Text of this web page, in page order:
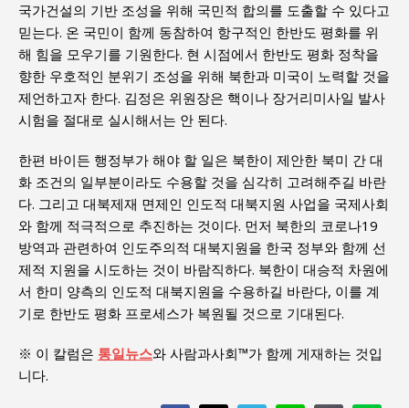
국가건설의 기반 조성을 위해 국민적 합의를 도출할 수 있다고
믿는다. 온 국민이 함께 동참하여 항구적인 한반도 평화를 위
해 힘을 모우기를 기원한다. 현 시점에서 한반도 평화 정착을
향한 우호적인 분위기 조성을 위해 북한과 미국이 노력할 것을
제언하고자 한다. 김정은 위원장은 핵이나 장거리미사일 발사
시험을 절대로 실시해서는 안 된다.
한편 바이든 행정부가 해야 할 일은 북한이 제안한 북미 간 대
화 조건의 일부분이라도 수용할 것을 심각히 고려해주길 바란
다. 그리고 대북제재 면제인 인도적 대북지원 사업을 국제사회
와 함께 적극적으로 추진하는 것이다. 먼저 북한의 코로나19
방역과 관련하여 인도주의적 대북지원을 한국 정부와 함께 선
제적 지원을 시도하는 것이 바람직하다. 북한이 대승적 차원에
서 한미 양측의 인도적 대북지원을 수용하길 바란다, 이를 계
기로 한반도 평화 프로세스가 복원될 것으로 기대된다.
※ 이 칼럼은 통일뉴스와 사람과사회™가 함께 게재하는 것입
니다.